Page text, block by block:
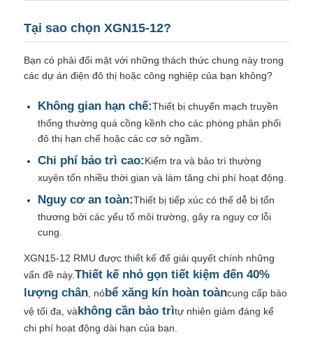
Nhà
Sản phẩm
Tại sao chọn XGN15-12?
Bạn có phải đối mặt với những thách thức chung này trong
các dự án điện đô thị hoặc công nghiệp của bạn không?
Không gian hạn chế:Thiết bị chuyển mạch truyền
thống thường quá cồng kềnh cho các phòng phân phối
đô thị hạn chế hoặc các cơ sở ngầm.
Chi phí bảo trì cao:Kiểm tra và bảo trì thường
xuyên tốn nhiều thời gian và làm tăng chi phí hoạt động.
Nguy cơ an toàn:Thiết bị tiếp xúc có thể dễ bị tổn
thương bởi các yếu tố môi trường, gây ra nguy cơ lỗi
cung.
XGN15-12 RMU được thiết kế để giải quyết chính những
vấn đề này.Thiết kế nhỏ gọn tiết kiệm đến 40%
lượng chân , nóbể xăng kín hoàn toàncung cấp bảo
vệ tối đa, vàkhông cần bảo trìtự nhiên giảm đáng kể
chi phí hoạt động dài hạn của bạn.